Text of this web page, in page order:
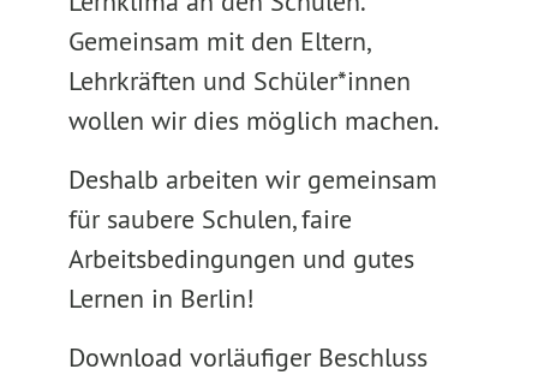
Gemeinsam mit den Eltern,
Lehrkräften und Schüler*innen
wollen wir dies möglich machen.
Deshalb arbeiten wir gemeinsam
für saubere Schulen, faire
Arbeitsbedingungen und gutes
Lernen in Berlin!
Download vorläufiger Beschluss